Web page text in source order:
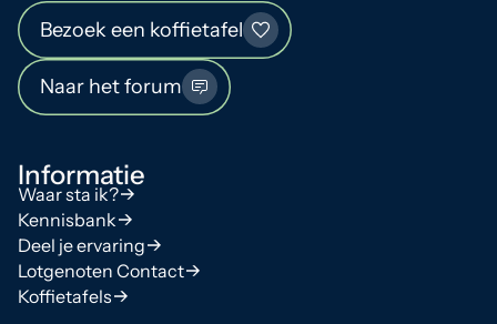
Bezoek een koffietafel
Naar het forum
Informatie
Waar sta ik?
Kennisbank
Deel je ervaring
Lotgenoten Contact
Koffietafels